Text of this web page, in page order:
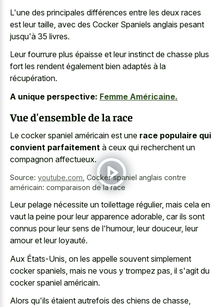
L'une des principales différences entre les deux races
est leur taille, avec des Cocker Spaniels anglais pesant
jusqu'à 35 livres.
Leur fourrure plus épaisse et leur instinct de chasse plus
fort les rendent également bien adaptés à la
récupération.
A unique perspective: Femme Américaine.
Vue d'ensemble de la race
Le cocker spaniel américain est une race populaire qui
convient parfaitement à ceux qui recherchent un
compagnon affectueux.
Source: youtube.com Cocker spaniel anglais contre
américain: comparaison de la race
Leur pelage nécessite un toilettage régulier, mais cela en
vaut la peine pour leur apparence adorable, car ils sont
connus pour leur sens de l'humour, leur douceur, leur
amour et leur loyauté.
Aux États-Unis, on les appelle souvent simplement
cocker spaniels, mais ne vous y trompez pas, il s'agit du
cocker spaniel américain.
Alors qu'ils étaient autrefois des chiens de chasse,